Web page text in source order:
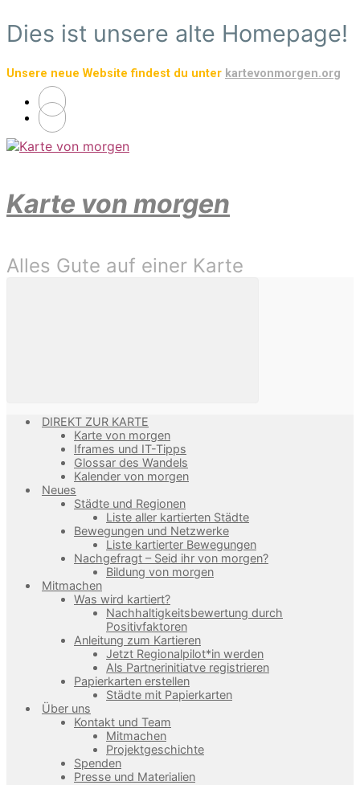
Zum
Hauptinhalt
Dies ist unsere alte Homepage!
Unsere neue Website findest du unter kartevonmorgen.org
Karte von morgen
Alles Gute auf einer Karte
DIREKT ZUR KARTE
Karte von morgen
Iframes und IT-Tipps
Glossar des Wandels
Kalender von morgen
Neues
Städte und Regionen
Liste aller kartierten Städte
Bewegungen und Netzwerke
Liste kartierter Bewegungen
Nachgefragt – Seid ihr von morgen?
Bildung von morgen
Mitmachen
Was wird kartiert?
Nachhaltigkeitsbewertung durch
Positivfaktoren
Anleitung zum Kartieren
Jetzt Regionalpilot*in werden
Als Partnerinitiatve registrieren
Papierkarten erstellen
Städte mit Papierkarten
Über uns
Kontakt und Team
Mitmachen
Projektgeschichte
Spenden
Presse und Materialien